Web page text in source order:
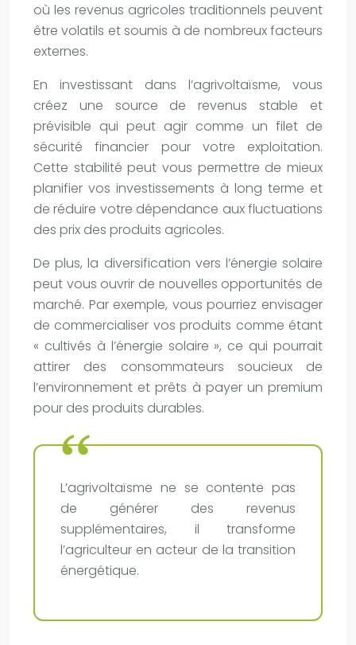
où les revenus agricoles traditionnels peuvent
être volatils et soumis à de nombreux facteurs
externes.
En investissant dans l’agrivoltaïsme, vous
créez une source de revenus stable et
prévisible qui peut agir comme un filet de
sécurité financier pour votre exploitation.
Cette stabilité peut vous permettre de mieux
planifier vos investissements à long terme et
de réduire votre dépendance aux fluctuations
des prix des produits agricoles.
De plus, la diversification vers l’énergie solaire
peut vous ouvrir de nouvelles opportunités de
marché. Par exemple, vous pourriez envisager
de commercialiser vos produits comme étant
« cultivés à l’énergie solaire », ce qui pourrait
attirer des consommateurs soucieux de
l’environnement et prêts à payer un premium
pour des produits durables.
L’agrivoltaïsme ne se contente pas
de générer des revenus
supplémentaires, il transforme
l’agriculteur en acteur de la transition
énergétique.